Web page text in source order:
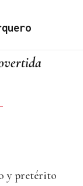
y pretérito